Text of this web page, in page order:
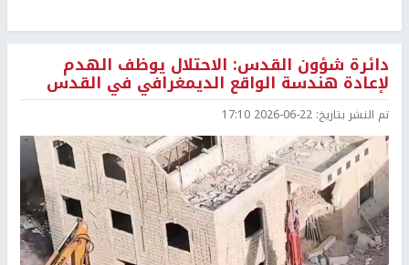
دائرة شؤون القدس: الاحتلال يوظف الهدم
لإعادة هندسة الواقع الديمغرافي في القدس
تم النشر بتاريخ: 2026-06-22 17:10